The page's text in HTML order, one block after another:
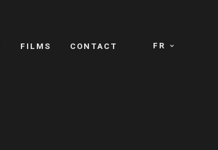
FR
FILMS CONTACT